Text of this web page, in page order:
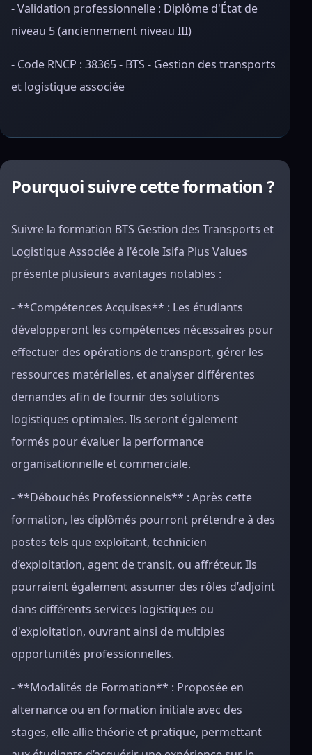
- Validation professionnelle : Diplôme d'État de
niveau 5 (anciennement niveau III)
- Code RNCP : 38365 - BTS - Gestion des transports
et logistique associée
Pourquoi suivre cette formation ?
Suivre la formation BTS Gestion des Transports et
Logistique Associée à l'école Isifa Plus Values
présente plusieurs avantages notables :
- **Compétences Acquises** : Les étudiants
développeront les compétences nécessaires pour
effectuer des opérations de transport, gérer les
ressources matérielles, et analyser différentes
demandes afin de fournir des solutions
logistiques optimales. Ils seront également
formés pour évaluer la performance
organisationnelle et commerciale.
- **Débouchés Professionnels** : Après cette
formation, les diplômés pourront prétendre à des
postes tels que exploitant, technicien
d’exploitation, agent de transit, ou affréteur. Ils
pourraient également assumer des rôles d’adjoint
dans différents services logistiques ou
d'exploitation, ouvrant ainsi de multiples
opportunités professionnelles.
- **Modalités de Formation** : Proposée en
alternance ou en formation initiale avec des
stages, elle allie théorie et pratique, permettant